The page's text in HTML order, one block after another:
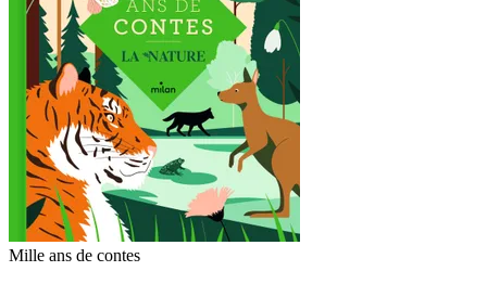
Mille ans de contes